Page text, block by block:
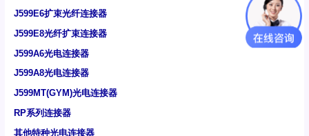
J599E6扩束光纤连接器
J599E8光纤扩束连接器
J599A6光电连接器
J599A8光电连接器
J599MT(GYM)光电连接器
RP系列连接器
其他特种光电连接器